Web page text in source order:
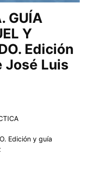
GUÍA
Y
Edición
José Luis
Edición y guía